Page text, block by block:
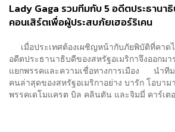
Lady Gaga รวมทีมกับ 5 อดีตประธานา
คอนเสิร์ตเพื่อผู้ประสบภัยเฮอร์ริเคน
เมื่อประเทศต้องเผชิญหน้ากับภัยพิบัติที่คาด
อดีตประธานาธิบดีของสหรัฐอเมริกาจึงออกม
แยกพรรคและความเชื่อทางการเมือง นำที
คนล่าสุดของสหรัฐอเมริกาอย่าง บารัก โอบาม
พรรคเดโมแครต บิล คลินตัน และจิมมี่ คาร์เต